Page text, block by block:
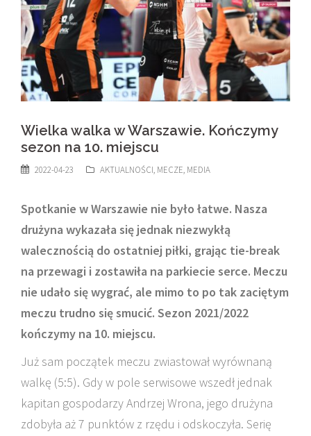
Wielka walka w Warszawie. Kończymy
sezon na 10. miejscu
2022-04-23 AKTUALNOŚCI, MECZE, MEDIA
Spotkanie w Warszawie nie było łatwe. Nasza
drużyna wykazała się jednak niezwykłą
walecznością do ostatniej piłki, grając tie-break
na przewagi i zostawiła na parkiecie serce. Meczu
nie udało się wygrać, ale mimo to po tak zaciętym
meczu trudno się smucić. Sezon 2021/2022
kończymy na 10. miejscu.
Już sam początek meczu zwiastował wyrównaną
walkę (5:5). Gdy w pole serwisowe wszedł jednak
kapitan gospodarzy Andrzej Wrona, jego drużyna
zdobyła aż 7 punktów z rzędu i odskoczyła. Serię